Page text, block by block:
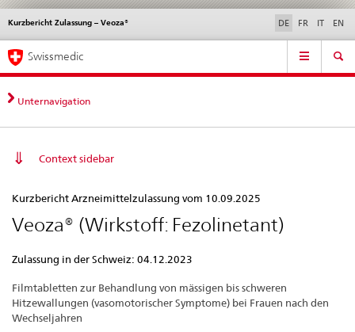
Direktnavigation
News,
Rechtsgrundlagen,
Kontakt
News & Updates Kontakt | Support & Hilfe
Kurzbericht Zulassung – Veoza®
Sprachwahl DE FR IT EN
Service
Hauptnavigation
Swissmedic
Unternavigation
Context sidebar
Zulassung
–
Veoza®
Kurzbericht Arzneimittelzulassung vom 10.09.2025
Veoza® (Wirkstoff: Fezolinetant)
Zulassung in der Schweiz: 04.12.2023
Filmtabletten zur Behandlung von mässigen bis schweren
Hitzewallungen (vasomotorischer Symptome) bei Frauen nach den
Wechseljahren